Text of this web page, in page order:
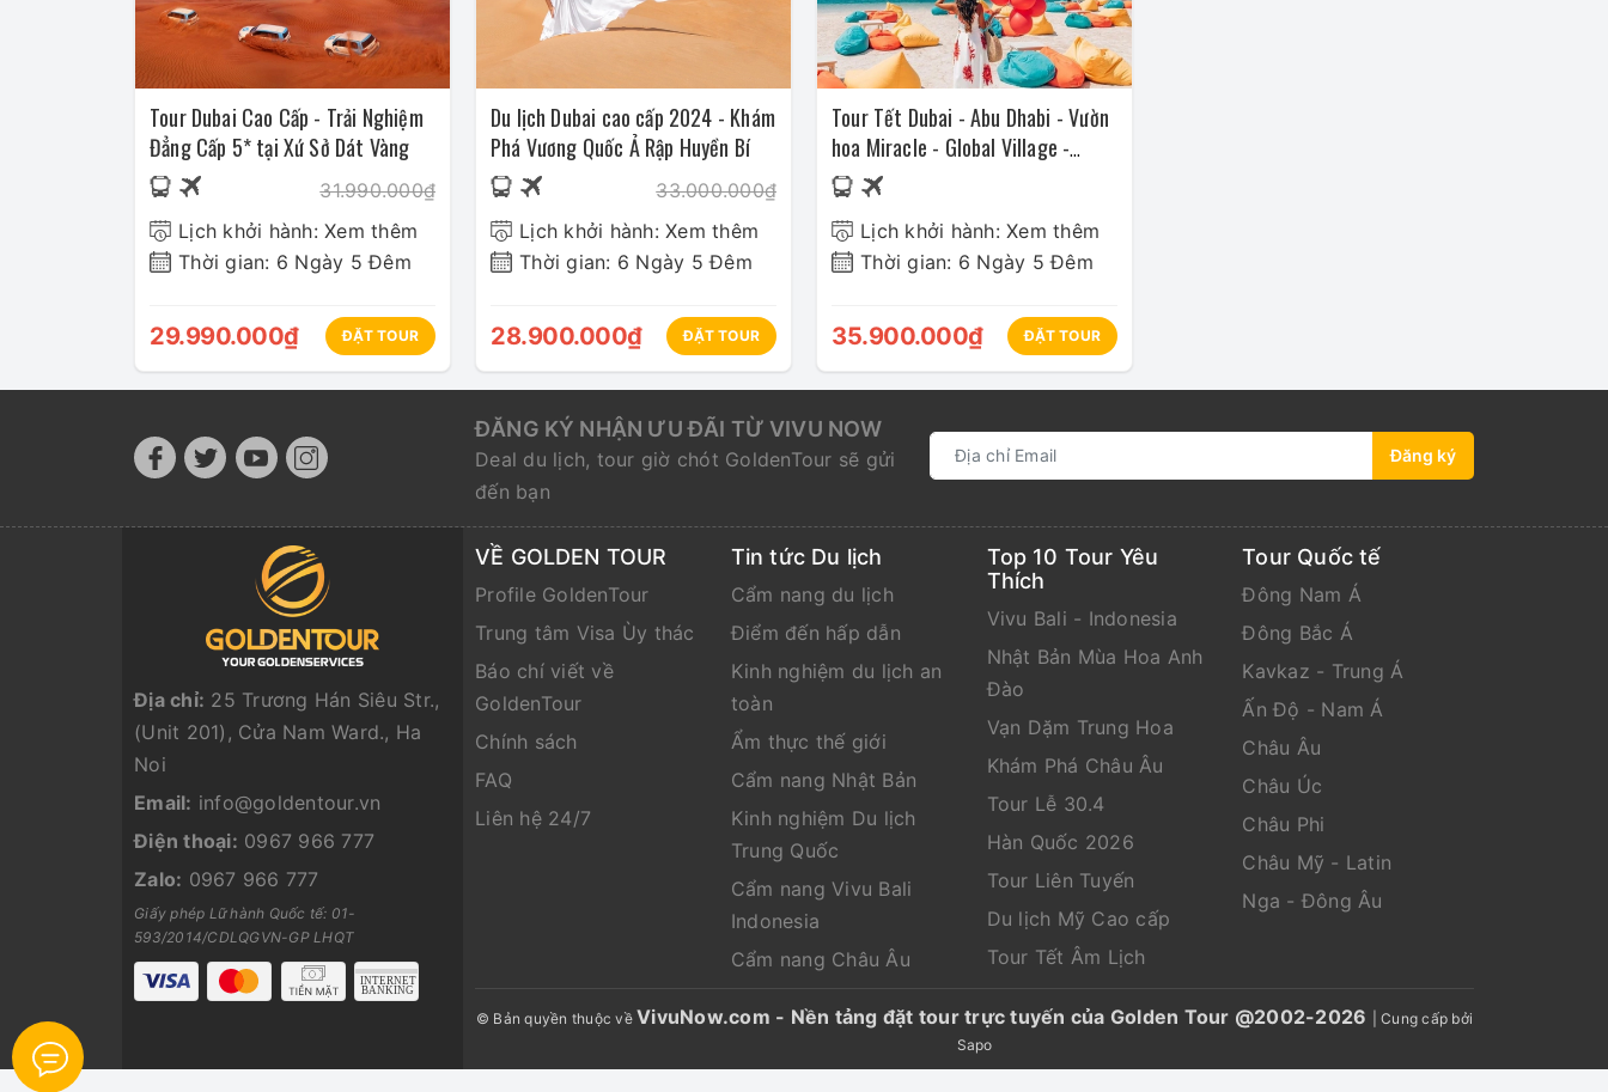
Tour Dubai Cao Cấp - Trải Nghiệm
Đẳng Cấp 5* tại Xứ Sở Dát Vàng
31.990.000₫
Lịch khởi hành: Xem thêm
Thời gian: 6 Ngày 5 Đêm
29.990.000₫ ĐẶT TOUR
Du lịch Dubai cao cấp 2024 - Khám
Phá Vương Quốc Ả Rập Huyền Bí
33.000.000₫
Lịch khởi hành: Xem thêm
Thời gian: 6 Ngày 5 Đêm
28.900.000₫ ĐẶT TOUR
Tour Tết Dubai - Abu Dhabi - Vườn
hoa Miracle - Global Village -
Hàng không 6*: Khám Phá Vương
Quốc Ả Rập Huyền Bí
Lịch khởi hành: Xem thêm
Thời gian: 6 Ngày 5 Đêm
35.900.000₫ ĐẶT TOUR
ĐĂNG KÝ NHẬN ƯU ĐÃI TỪ VIVU NOW
Deal du lịch, tour giờ chót GoldenTour sẽ gửi
đến bạn
Đăng ký
Địa chỉ: 25 Trương Hán Siêu Str.,
(Unit 201), Cửa Nam Ward., Ha
Noi
Email: info@goldentour.vn
Điện thoại: 0967 966 777
Zalo: 0967 966 777
Giấy phép Lữ hành Quốc tế: 01-
593/2014/CDLQGVN-GP LHQT
VỀ GOLDEN TOUR
Profile GoldenTour
Trung tâm Visa Ùy thác
Báo chí viết về
GoldenTour
Chính sách
FAQ
Liên hệ 24/7
Tin tức Du lịch
Cẩm nang du lịch
Điểm đến hấp dẫn
Kinh nghiệm du lịch an
toàn
Ẩm thực thế giới
Cẩm nang Nhật Bản
Kinh nghiệm Du lịch
Trung Quốc
Cẩm nang Vivu Bali
Indonesia
Cẩm nang Châu Âu
Top 10 Tour Yêu
Thích
Vivu Bali - Indonesia
Nhật Bản Mùa Hoa Anh
Đào
Vạn Dặm Trung Hoa
Khám Phá Châu Âu
Tour Lễ 30.4
Hàn Quốc 2026
Tour Liên Tuyến
Du lịch Mỹ Cao cấp
Tour Tết Âm Lịch
Tour Quốc tế
Đông Nam Á
Đông Bắc Á
Kavkaz - Trung Á
Ấn Độ - Nam Á
Châu Âu
Châu Úc
Châu Phi
Châu Mỹ - Latin
Nga - Đông Âu
© Bản quyền thuộc về VivuNow.com - Nền tảng đặt tour trực tuyến của Golden Tour @2002-2026
Cung cấp bởi
Sapo